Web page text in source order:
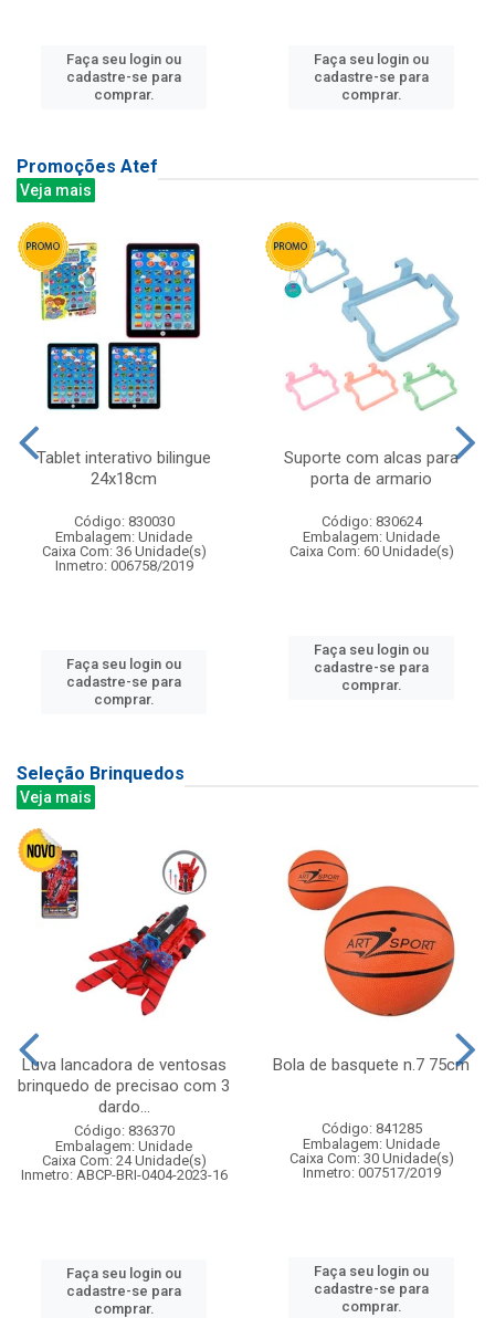
Faça seu login ou
cadastre-se para
comprar.
Faça seu login ou
cadastre-se para
comprar.
Promoções Atef
Veja mais
Tablet interativo bilingue
24x18cm
Código: 830030
Embalagem: Unidade
Caixa Com: 36 Unidade(s)
Inmetro: 006758/2019
Faça seu login ou
cadastre-se para
comprar.
Suporte com alcas para
porta de armario
Código: 830624
Embalagem: Unidade
Caixa Com: 60 Unidade(s)
Faça seu login ou
cadastre-se para
comprar.
Seleção Brinquedos
Veja mais
Luva lancadora de ventosas
brinquedo de precisao com 3
dardo...
Código: 836370
Embalagem: Unidade
Caixa Com: 24 Unidade(s)
Inmetro: ABCP-BRI-0404-2023-16
Faça seu login ou
cadastre-se para
comprar.
Bola de basquete n.7 75cm
Código: 841285
Embalagem: Unidade
Caixa Com: 30 Unidade(s)
Inmetro: 007517/2019
Faça seu login ou
cadastre-se para
comprar.